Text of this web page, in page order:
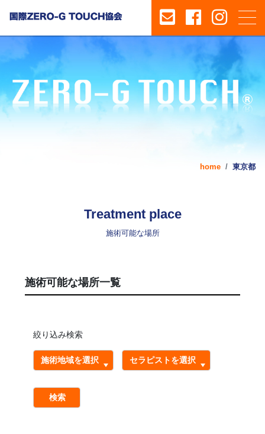
home 東京都
Treatment place
施術可能な場所
施術可能な場所一覧
絞り込み検索
検索